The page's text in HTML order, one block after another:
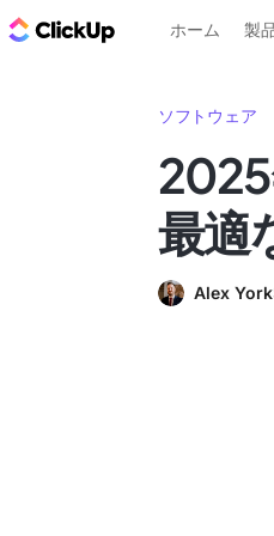
ClickUp ブログ
ホーム 製
ソフトウェア
最適
Alex York